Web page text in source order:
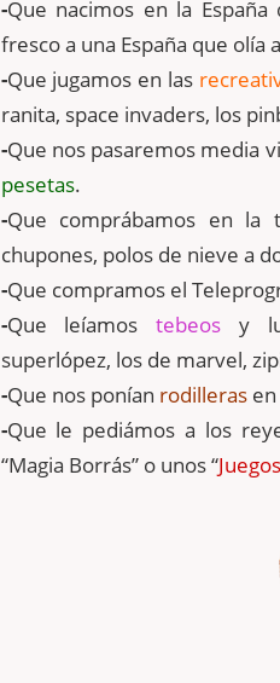
-Que nacimos en la
fresco a una España que olía
-Que jugamos en las
ranita, space invaders, los
-Que nos pasaremos media
pesetas.
-Que comprábamos en la
chupones, polos de nieve a
-Que compramos el
-Que leíamostebeos y
superlópez, los de marvel,
-Que nos ponían rodillerasen
-Que le pediámos a los
“Magia Borrás” o unos “